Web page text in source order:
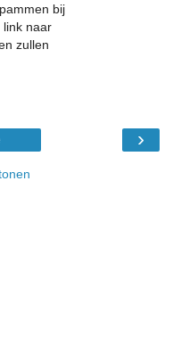
bij
link naar
zullen
›